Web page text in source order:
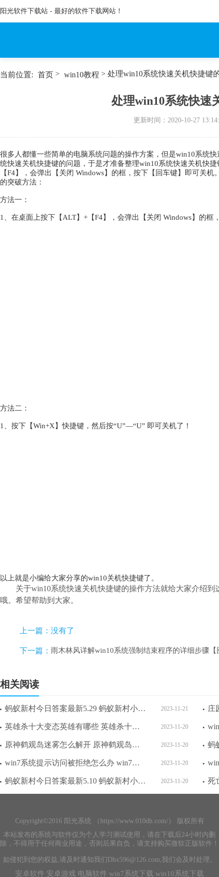
阳光软件下载站 - 最好的软件下载网站！
当前位置: 首页 > win10教程 > 处理win10系统快速关机快捷键
处理win10系统快速
更新时间： 2020-10-27
很多人都懂一些简单的电脑系统问题的操作方案，但是win10系统
统快速关机快捷键的问题，于是才准备整理win10系统快速关机快
【F4】，会弹出【关闭 Windows】的框，按下【回车键】即可关
的突破方法：
方法一：
1、在桌面上按下【ALT】+【F4】，会弹出【关闭 Windows】的框
方法二：
1、按下【Win+X】快捷键，然后按“U”—“U” 即可关机了！
以上就是小编给大家分享的win10关机快捷键了。
关于win10系统快速关机快捷键的操作方法就给大家介绍
哦。希望帮助到大家。
上一篇：没有了
下一篇： 雨木林风详解win10系统强制结束程序的详细步骤【
相关阅读
蚂蚁新村今日答案最新5.29 蚂蚁新村小课堂今日答案最新5月29日 2023-11-21
英雄杀十大变态英雄有哪些 英雄杀十大变态英雄最新一览 2023-11-20
原神鹤观岛迷雾怎么解开 原神鹤观岛迷雾解开攻略 2023-11-20
win7系统提示访问被拒绝怎么办 win7系统提示访问被拒绝解决方法 2023-11-20
蚂蚁新村今日答案最新5.10 蚂蚁新村小课堂今日答案最新5月10日 2023-11-20
Copyright©2016 阳光系统 （https://www.010dh.com/） 版权所有
本站发布的系统与软件仅为个人学习测试使用，请在下载后24小时内删
除，不得用于任何商业用途，否则后果自负，请支持购买微软正版软件！
如侵犯到您的权益,请及时通知我们Dhx596@126.com,我们会及时处理。
安卓软件 安卓游戏 电脑软件 win7系统下载 win10系统下载